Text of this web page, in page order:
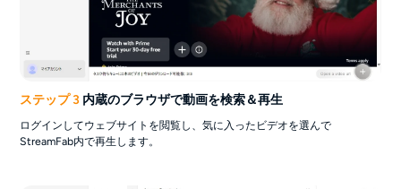
ステップ 3 内蔵のブラウザで動画を検索＆再生
ログインしてウェブサイトを閲覧し、気に入ったビデオを選んで
StreamFab内で再生します。